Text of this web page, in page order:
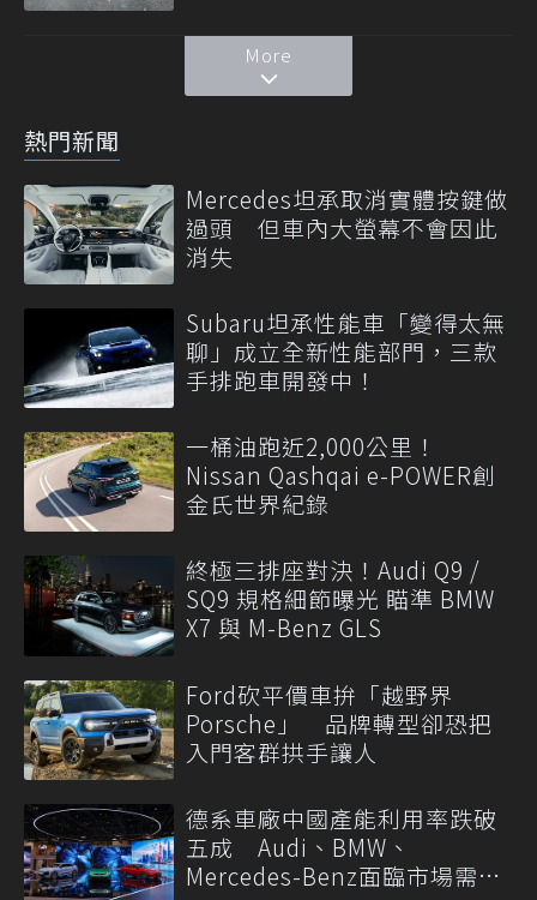
More
熱門新聞
Mercedes坦承取消實體按鍵做
過頭 但車內大螢幕不會因此
消失
Subaru坦承性能車「變得太無
聊」成立全新性能部門，三款
手排跑車開發中！
一桶油跑近2,000公里！
Nissan Qashqai e-POWER創
金氏世界紀錄
終極三排座對決！Audi Q9 /
SQ9 規格細節曝光 瞄準 BMW
X7 與 M-Benz GLS
Ford砍平價車拚「越野界
Porsche」 品牌轉型卻恐把
入門客群拱手讓人
德系車廠中國產能利用率跌破
五成 Audi、BMW、
Mercedes-Benz面臨市場需求